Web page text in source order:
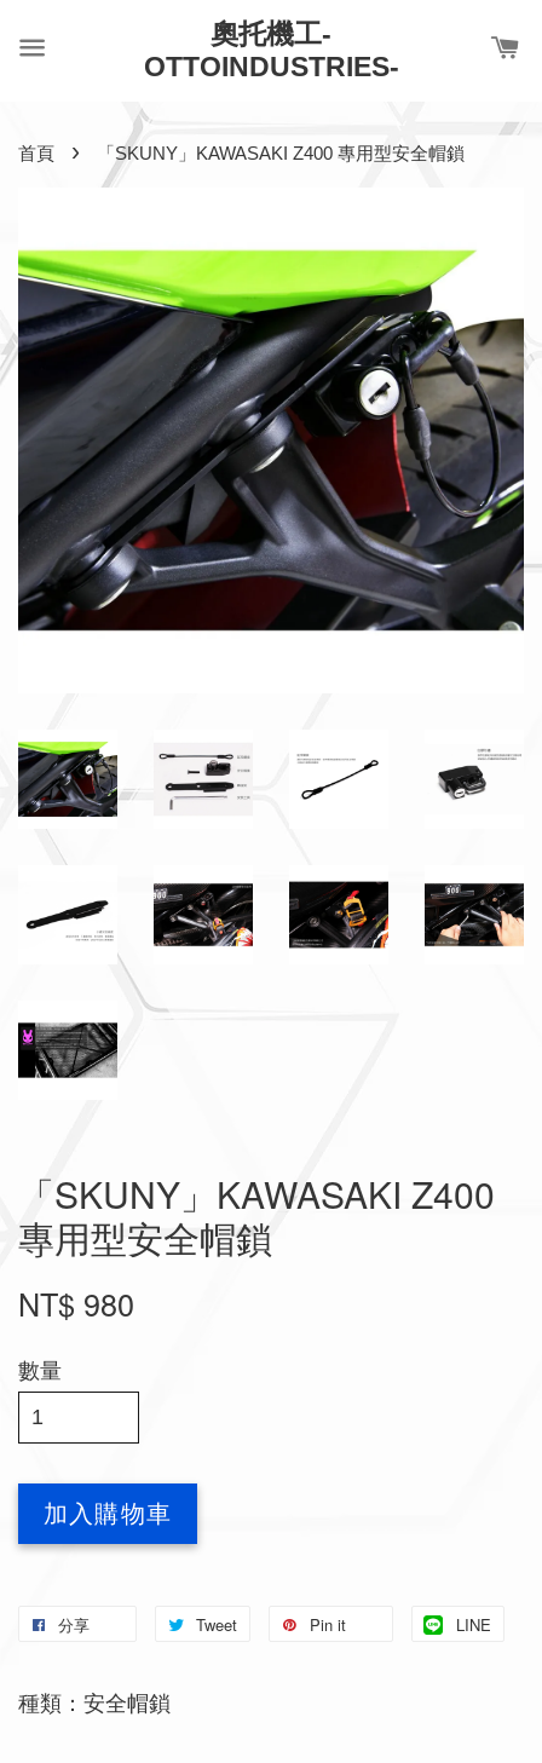
奧托機工-
OTTOINDUSTRIES-
首頁 › 「SKUNY」KAWASAKI Z400 專用型安全帽鎖
「SKUNY」KAWASAKI Z400
專用型安全帽鎖
NT$ 980
數量
加入購物車
分享 Tweet Pin it LINE
種類：安全帽鎖